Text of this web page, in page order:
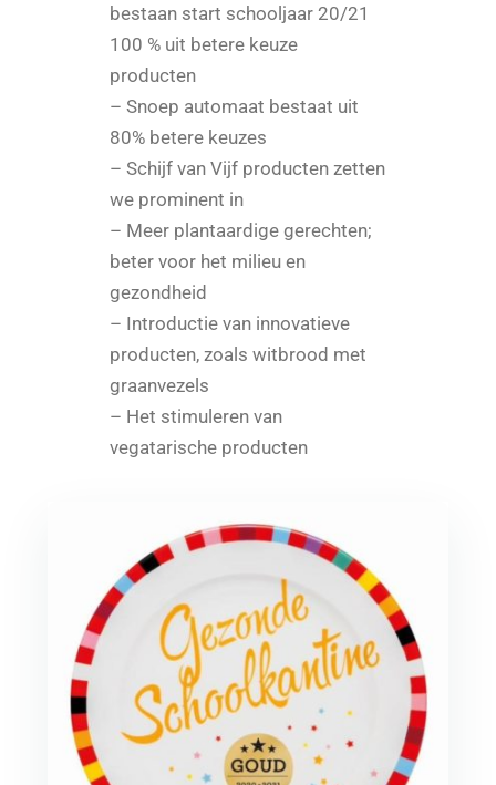
bestaan start schooljaar 20/21
100 % uit betere keuze
producten
– Snoep automaat bestaat uit
80% betere keuzes
– Schijf van Vijf producten zetten
we prominent in
– Meer plantaardige gerechten;
beter voor het milieu en
gezondheid
– Introductie van innovatieve
producten, zoals witbrood met
graanvezels
– Het stimuleren van
vegatarische producten